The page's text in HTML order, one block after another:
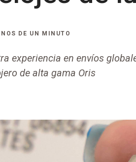
DE UN MINUTO
experiencia en envíos
de alta gama Oris